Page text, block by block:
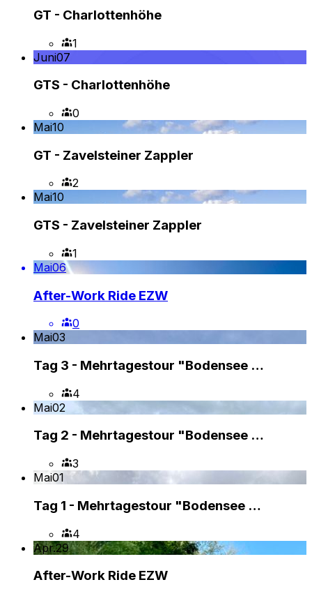
GT - Charlottenhöhe
1
Juni07
GTS - Charlottenhöhe
0
Mai10
GT - Zavelsteiner Zappler
2
Mai10
GTS - Zavelsteiner Zappler
1
Mai06
After-Work Ride EZW
0
Mai03
Tag 3 - Mehrtagestour "Bodensee …
4
Mai02
Tag 2 - Mehrtagestour "Bodensee …
3
Mai01
Tag 1 - Mehrtagestour "Bodensee …
4
Apr.29
After-Work Ride EZW